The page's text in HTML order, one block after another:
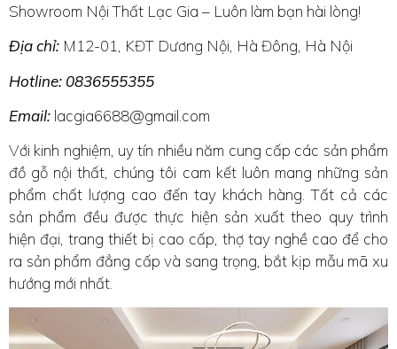
Showroom Nội Thất Lạc Gia – Luôn làm bạn hài lòng!
Địa chỉ: M12-01, KĐT Dương Nội, Hà Đông, Hà Nội
Hotline: 0836555355
Email: lacgia6688@gmail.com
Với kinh nghiệm, uy tín nhiều năm cung cấp các sản phẩm
đồ gỗ nội thất, chúng tôi cam kết luôn mang những sản
phẩm chất lượng cao đến tay khách hàng. Tất cả các
sản phẩm đều được thực hiện sản xuất theo quy trình
hiện đại, trang thiết bị cao cấp, thợ tay nghề cao để cho
ra sản phẩm đẳng cấp và sang trọng, bắt kịp mẫu mã xu
hướng mới nhất.